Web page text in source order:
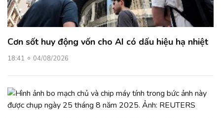
Cơn sốt huy động vốn cho AI có dấu hiệu hạ nhiệt
18:41 04/08/2026